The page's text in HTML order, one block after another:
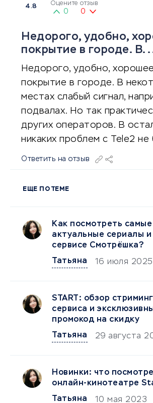
4.8 Оцените отзыв
0 0
Недорого, удобно,
покрытие в городе.
Недорого, удобно, хорошее
покрытие в городе. В
местах слабый сигнал,
подвалах. Но так
других операторов. В
никаких проблем с Tele2 не
Ответить на отзыв
ЕЩЕ ПО ТЕМЕ
Как посмотреть самые
актуальные сериалы
сервисе Смотрёшка?
Татьяна
16 июля 2025
START: обзор
сервиса и
промокод на скидку
Татьяна
29 августа
Новинки: что
онлайн-кинотеатре
Татьяна
10 мая 2023